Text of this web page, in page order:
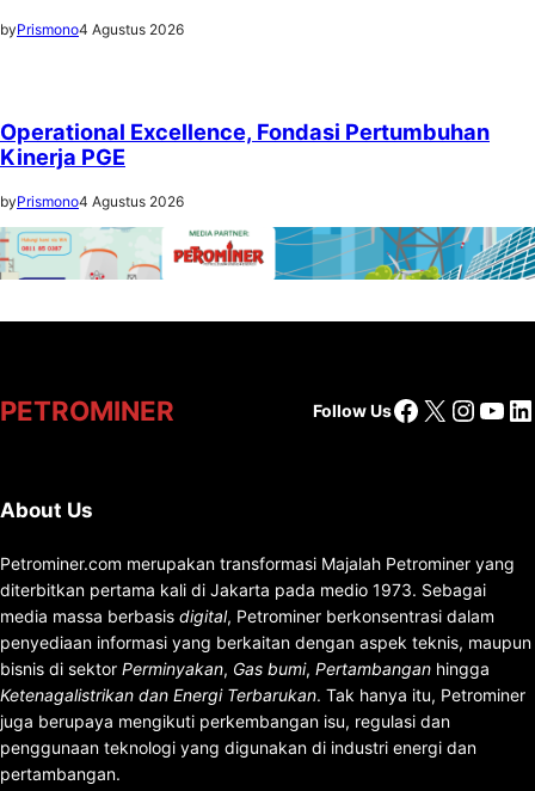
byPrismono4 Agustus 2026
Operational Excellence, Fondasi Pertumbuhan
Kinerja PGE
byPrismono4 Agustus 2026
PETROMINER Follow UsFacebook
X
About Us
Petrominer.com merupakan transformasi Majalah Petrominer yang
diterbitkan pertama kali di Jakarta pada medio 1973. Sebagai
media massa berbasis digital, Petrominer berkonsentrasi dalam
penyediaan informasi yang berkaitan dengan aspek teknis, maupun
bisnis di sektor Perminyakan, Gas bumi, Pertambangan hingga
Ketenagalistrikan dan Energi Terbarukan. Tak hanya itu, Petrominer
juga berupaya mengikuti perkembangan isu, regulasi dan
penggunaan teknologi yang digunakan di industri energi dan
pertambangan.